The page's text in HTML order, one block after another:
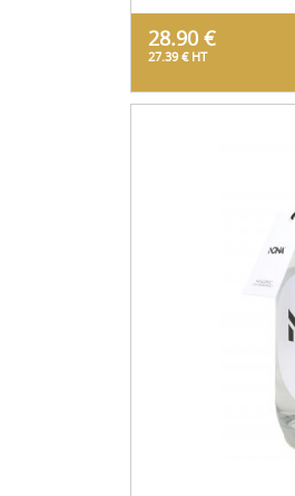
28.90 €
27.39 € HT